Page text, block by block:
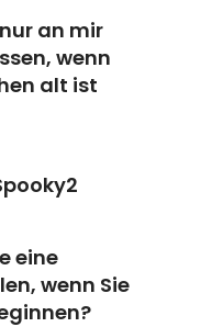
an mir
wenn
alt ist
eine
wenn Sie